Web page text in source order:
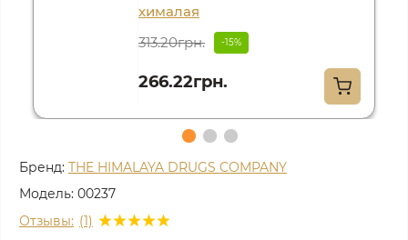
хималая
313.20грн.
-15%
266.22грн.
Бренд: THE HIMALAYA DRUGS COMPANY
Модель: 00237
Отзывы: (1)